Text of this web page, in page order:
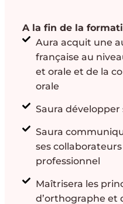
A la fin de la
Aura acquit une
française au
et orale et de la
orale
Saura
Saura
ses
professionnel
Maîtrisera les
d’orthographe et